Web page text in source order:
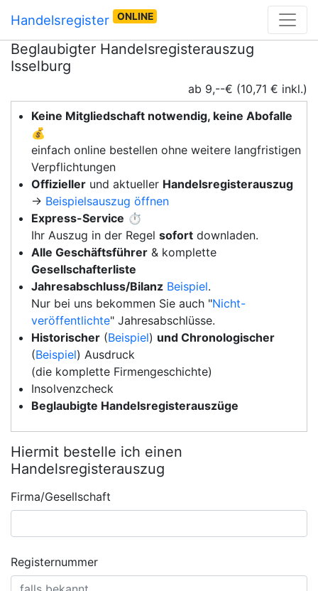
Handelsregister ONLINE
Beglaubigter Handelsregisterauszug
Isselburg
ab 9,--€ (10,71 € inkl.)
Keine Mitgliedschaft notwendig, keine Abofalle
💰
einfach online bestellen ohne weitere langfristigen
Verpflichtungen
Offizieller und aktueller Handelsregisterauszug
→ Beispielsauszug öffnen
Express-Service ⏱️
Ihr Auszug in der Regel sofort downladen.
Alle Geschäftsführer & komplette
Gesellschafterliste
Jahresabschluss/Bilanz Beispiel.
Nur bei uns bekommen Sie auch "Nicht-
veröffentlichte" Jahresabschlüsse.
Historischer (Beispiel) und Chronologischer
(Beispiel) Ausdruck
(die komplette Firmengeschichte)
Insolvenzcheck
Beglaubigte Handelsregisterauszüge
Hiermit bestelle ich einen
Handelsregisterauszug
Firma/Gesellschaft
Registernummer